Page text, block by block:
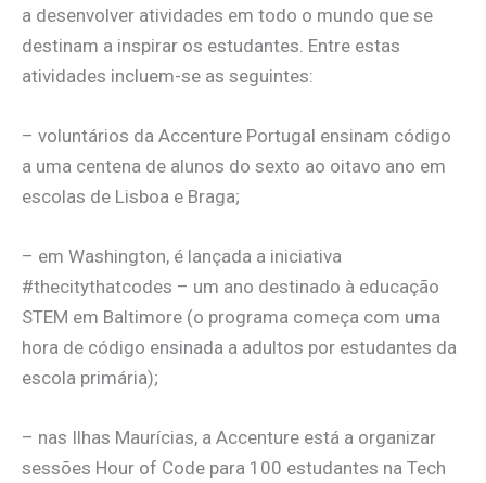
a desenvolver atividades em todo o mundo que se
destinam a inspirar os estudantes. Entre estas
atividades incluem-se as seguintes:
– voluntários da Accenture Portugal ensinam código
a uma centena de alunos do sexto ao oitavo ano em
escolas de Lisboa e Braga;
– em Washington, é lançada a iniciativa
#thecitythatcodes – um ano destinado à educação
STEM em Baltimore (o programa começa com uma
hora de código ensinada a adultos por estudantes da
escola primária);
– nas Ilhas Maurícias, a Accenture está a organizar
sessões Hour of Code para 100 estudantes na Tech